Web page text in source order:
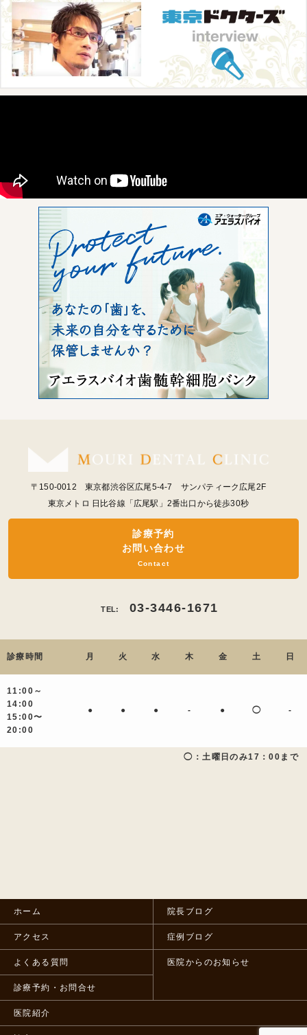
〒150-0012 東京都渋谷区広尾5-4-7 サンパティーク広尾2F
東京メトロ 日比谷線「広尾駅」2番出口から徒歩30秒
診療予約
お問い合わせ
Contact
TEL: 03-3446-1671
診療時間 月 火 水 木 金 土 日
11:00～
14:00
15:00〜
20:00
● ● ● - ● ◯ -
◯：土曜日のみ17：00まで
ホーム
アクセス
よくある質問
診療予約・お問合せ
院長ブログ
症例ブログ
医院からのお知らせ
医院紹介